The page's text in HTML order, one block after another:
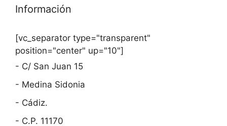
Información
[vc_separator type="transparent"
position="center" up="10"]
- C/ San Juan 15
- Medina Sidonia
- Cádiz.
- C.P. 11170